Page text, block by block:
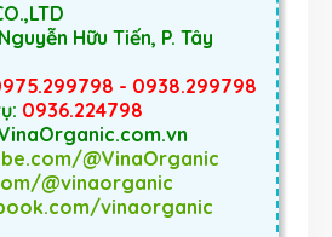
Hữu Tiến, P. Tây
- 0938.299798
0936.224798
@VinaOrganic
@vinaorganic
vinaorganic